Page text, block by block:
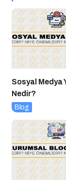
Sosyal Medya
Nedir?
Blog